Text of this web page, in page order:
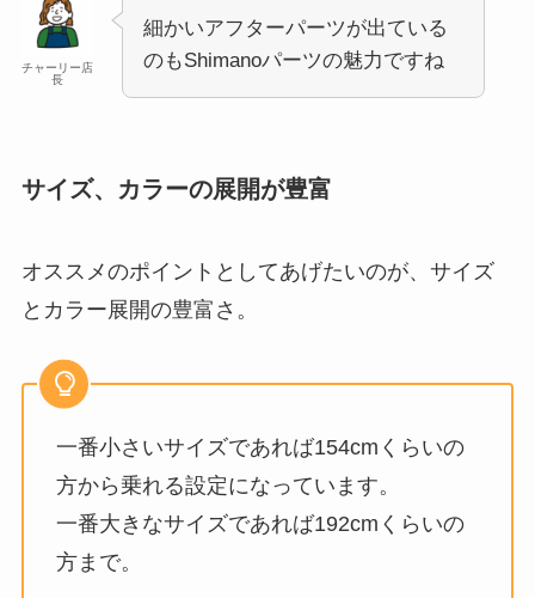
チャーリー店
長
細かいアフターパーツが出ている
のもShimanoパーツの魅力ですね
サイズ、カラーの展開が豊富
オススメのポイントとしてあげたいのが、サイズ
とカラー展開の豊富さ。
一番小さいサイズであれば154cmくらいの
方から乗れる設定になっています。
一番大きなサイズであれば192cmくらいの
方まで。